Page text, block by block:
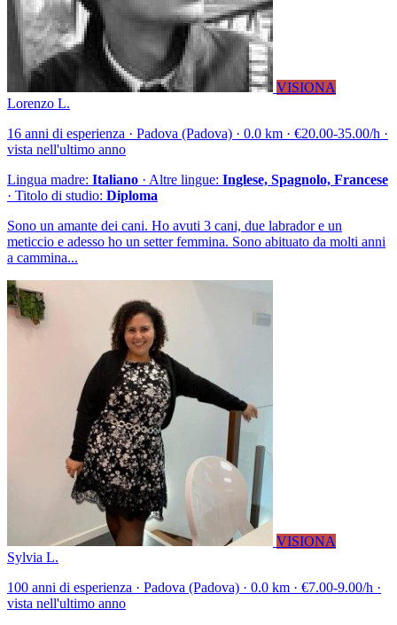
VISIONA
Lorenzo L.
16 anni di esperienza · Padova (Padova) · 0.0 km · €20.00-35.00/h ·
vista nell'ultimo anno
Lingua madre: Italiano · Altre lingue: Inglese, Spagnolo, Francese
· Titolo di studio: Diploma
Sono un amante dei cani. Ho avuti 3 cani, due labrador e un
meticcio e adesso ho un setter femmina. Sono abituato da molti anni
a cammina...
VISIONA
Sylvia L.
100 anni di esperienza · Padova (Padova) · 0.0 km · €7.00-9.00/h ·
vista nell'ultimo anno